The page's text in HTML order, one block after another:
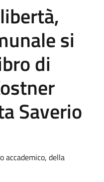
si
di
Saverio
accademico, della